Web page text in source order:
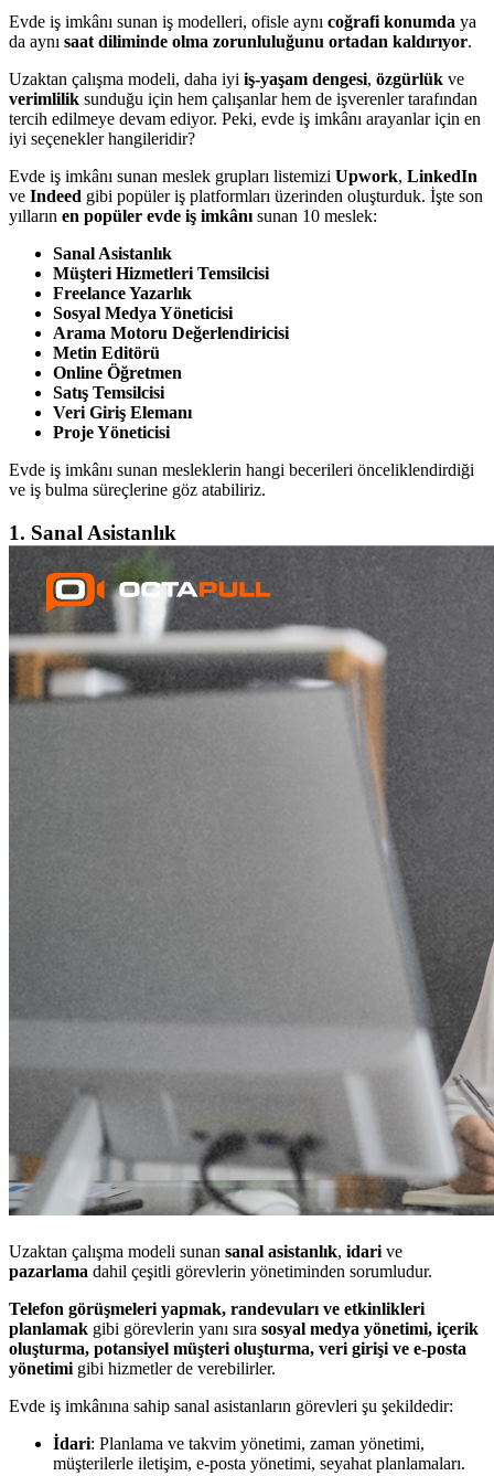
Evde iş imkânı sunan iş modelleri, ofisle aynı coğrafi konumda ya
da aynı saat diliminde olma zorunluluğunu ortadan kaldırıyor.
Uzaktan çalışma modeli, daha iyi iş-yaşam dengesi, özgürlük ve
verimlilik sunduğu için hem çalışanlar hem de işverenler tarafından
tercih edilmeye devam ediyor. Peki, evde iş imkânı arayanlar için en
iyi seçenekler hangileridir?
Evde iş imkânı sunan meslek grupları listemizi Upwork, LinkedIn
ve Indeed gibi popüler iş platformları üzerinden oluşturduk. İşte son
yılların en popüler evde iş imkânı sunan 10 meslek:
Sanal Asistanlık
Müşteri Hizmetleri Temsilcisi
Freelance Yazarlık
Sosyal Medya Yöneticisi
Arama Motoru Değerlendiricisi
Metin Editörü
Online Öğretmen
Satış Temsilcisi
Veri Giriş Elemanı
Proje Yöneticisi
Evde iş imkânı sunan mesleklerin hangi becerileri önceliklendirdiği
ve iş bulma süreçlerine göz atabiliriz.
1. Sanal Asistanlık
Uzaktan çalışma modeli sunan sanal asistanlık, idari ve
pazarlama dahil çeşitli görevlerin yönetiminden sorumludur.
Telefon görüşmeleri yapmak, randevuları ve etkinlikleri
planlamak gibi görevlerin yanı sıra sosyal medya yönetimi, içerik
oluşturma, potansiyel müşteri oluşturma, veri girişi ve e-posta
yönetimi gibi hizmetler de verebilirler.
Evde iş imkânına sahip sanal asistanların görevleri şu şekildedir:
İdari: Planlama ve takvim yönetimi, zaman yönetimi,
müşterilerle iletişim, e-posta yönetimi, seyahat planlamaları.